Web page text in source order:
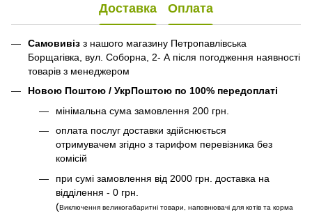
Доставка Оплата
Самовивіз з нашого магазину Петропавлівська
Борщагівка, вул. Соборна, 2- А після погодження наявності
товарів з менеджером
Новою Поштою / УкрПоштою по 100% передоплаті
мінімальна сума замовлення 200 грн.
оплата послуг доставки здійснюється
отримувачем згідно з тарифом перевізника без
комісій
при сумі замовлення від 2000 грн. доставка на
відділення - 0 грн.
(Виключення великогабаритні товари, наповнювачі для котів та корма